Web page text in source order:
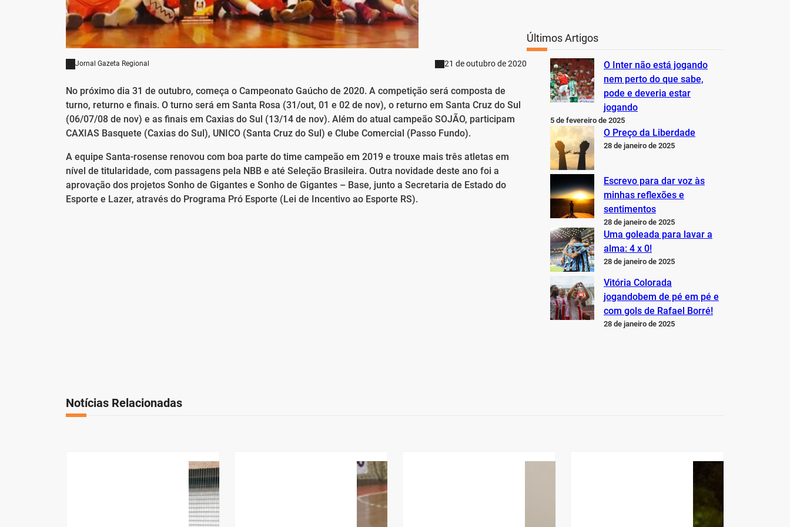
Jornal Gazeta Regional 21 de outubro de 2020
No próximo dia 31 de outubro, começa o Campeonato Gaúcho de 2020. A competição será composta de
turno, returno e finais. O turno será em Santa Rosa (31/out, 01 e 02 de nov), o returno em Santa Cruz do Sul
(06/07/08 de nov) e as finais em Caxias do Sul (13/14 de nov). Além do atual campeão SOJÃO, participam
CAXIAS Basquete (Caxias do Sul), UNICO (Santa Cruz do Sul) e Clube Comercial (Passo Fundo).
A equipe Santa-rosense renovou com boa parte do time campeão em 2019 e trouxe mais três atletas em
nível de titularidade, com passagens pela NBB e até Seleção Brasileira. Outra novidade deste ano foi a
aprovação dos projetos Sonho de Gigantes e Sonho de Gigantes – Base, junto a Secretaria de Estado do
Esporte e Lazer, através do Programa Pró Esporte (Lei de Incentivo ao Esporte RS).
Últimos Artigos
O Inter não está jogando
nem perto do que sabe,
pode e deveria estar
jogando
5 de fevereiro de 2025
O Preço da Liberdade
28 de janeiro de 2025
Escrevo para dar voz às
minhas reflexões e
sentimentos
28 de janeiro de 2025
Uma goleada para lavar a
alma: 4 x 0!
28 de janeiro de 2025
Vitória Colorada
jogandobem de pé em pé e
com gols de Rafael Borré!
28 de janeiro de 2025
Notícias Relacionadas